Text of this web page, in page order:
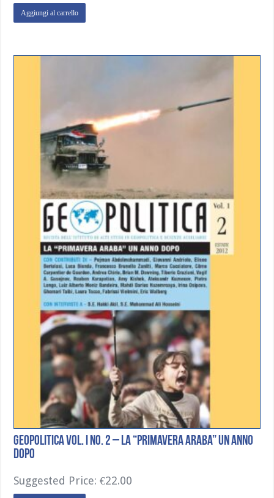
Aggiungi al carrello
Geopolitica Vol. I No. 2 – La “Primavera Araba” un Anno
Dopo
Suggested Price:€22.00